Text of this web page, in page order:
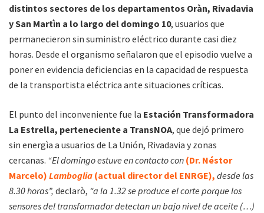
distintos sectores de los departamentos Oràn, Rivadavia
y San Martìn a lo largo del domingo 10, usuarios que
permanecieron sin suministro eléctrico durante casi diez
horas. Desde el organismo señalaron que el episodio vuelve a
poner en evidencia deficiencias en la capacidad de respuesta
de la transportista eléctrica ante situaciones críticas.
El punto del inconveniente fue la Estación Transformadora
La Estrella, perteneciente a TransNOA, que dejó primero
sin energìa a usuarios de La Unión, Rivadavia y zonas
cercanas. “El domingo estuve en contacto con (Dr. Néstor
Marcelo) Lamboglia (actual director del ENRGE), desde las
8.30 horas”, declarò, “a la 1.32 se produce el corte porque los
sensores del transformador detectan un bajo nivel de aceite (…)